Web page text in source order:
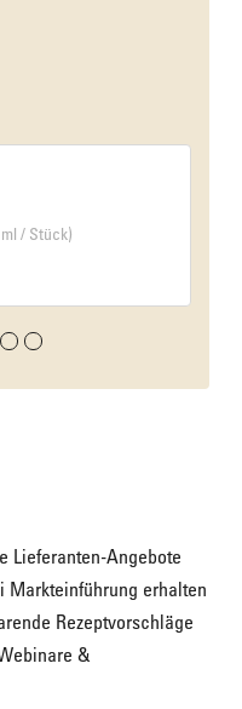
ml / Stück)
Lieferanten-Angebote
Markteinführung erhalten
Rezeptvorschläge
&